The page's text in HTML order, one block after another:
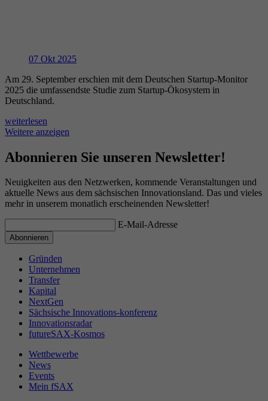
07 Okt 2025
Am 29. September erschien mit dem Deutschen Startup-Monitor
2025 die umfassendste Studie zum Startup-Ökosystem in
Deutschland.
weiterlesen
Weitere anzeigen
Abonnieren Sie unseren Newsletter!
Neuigkeiten aus den Netzwerken, kommende Veranstaltungen und
aktuelle News aus dem sächsischen Innovationsland. Das und vieles
mehr in unserem monatlich erscheinenden Newsletter!
E-Mail-Adresse
Gründen
Unternehmen
Transfer
Kapital
NextGen
Sächsische Innovations-konferenz
Innovationsradar
futureSAX-Kosmos
Wettbewerbe
News
Events
Mein fSAX